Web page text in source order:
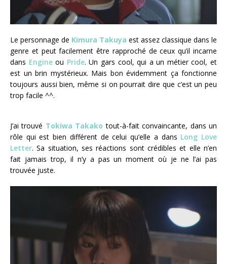
Le personnage de Kimura Takuya est assez classique dans le
genre et peut facilement être rapproché de ceux qu’il incarne
dans Engineou Pride. Un gars cool, qui a un métier cool, et
est un brin mystérieux. Mais bon évidemment ça fonctionne
toujours aussi bien, même si on pourrait dire que c’est un peu
trop facile ^^.
J’ai trouvé Tokiwa Takako tout-à-fait convaincante, dans un
rôle qui est bien différent de celui qu’elle a dans Long Love
Letter. Sa situation, ses réactions sont crédibles et elle n’en
fait jamais trop, il n’y a pas un moment où je ne l’ai pas
trouvée juste.